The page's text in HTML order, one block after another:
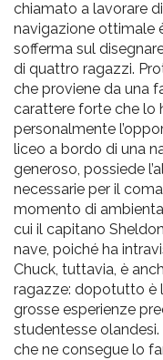
chiamato a lavorare
navigazione ottimale
sofferma sul
di quattro ragazzi.
che proviene da una
carattere forte che lo
personalmente
liceo a bordo di una
generoso, possiede
necessarie per il
momento di
cui il capitano
nave, poiché ha
Chuck, tuttavia, è
ragazze: dopotutto è
grosse esperienze
studentesse
che ne consegue lo